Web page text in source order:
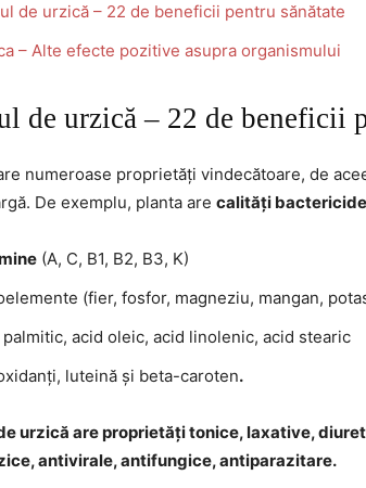
de urzică – 22 de beneficii pentru sănătate
– Alte efecte pozitive asupra organismului
de urzică – 22 de beneficii
numeroase proprietăți vindecătoare, de
De exemplu, planta are calități
(A, C, B1, B2, B3, K)
(fier, fosfor, magneziu, mangan,
acid oleic, acid linolenic, acid stearic
luteină și beta-caroten.
urzică are proprietăți tonice, laxative,
antivirale, antifungice, antiparazitare.